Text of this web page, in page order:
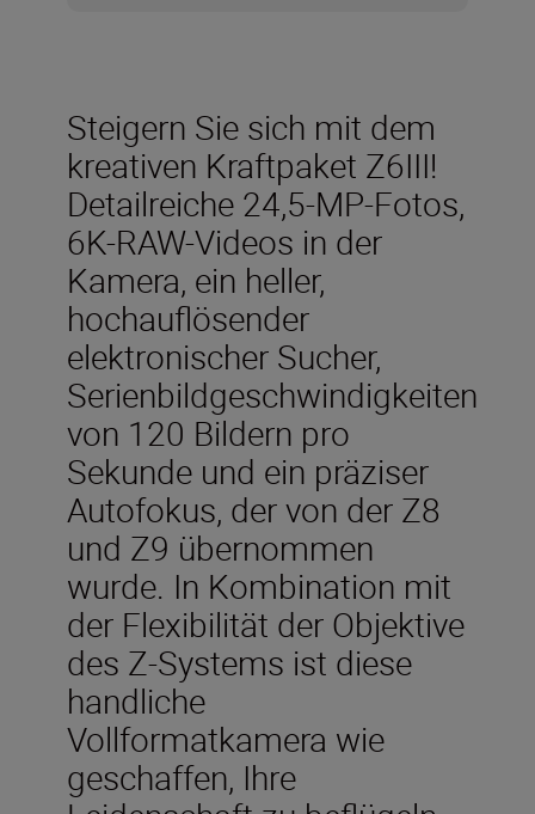
Steigern Sie sich mit dem
kreativen Kraftpaket Z6III!
Detailreiche 24,5-MP-Fotos,
6K-RAW-Videos in der
Kamera, ein heller,
hochauflösender
elektronischer Sucher,
Serienbildgeschwindigkeiten
von 120 Bildern pro
Sekunde und ein präziser
Autofokus, der von der Z8
und Z9 übernommen
wurde. In Kombination mit
der Flexibilität der Objektive
des Z-Systems ist diese
handliche
Vollformatkamera wie
geschaffen, Ihre